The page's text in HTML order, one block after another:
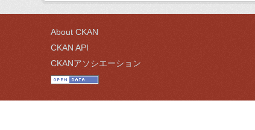
About CKAN
CKAN API
CKANアソシエーション